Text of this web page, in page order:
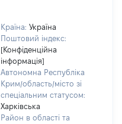
Країна: Україна
Поштовий індекс:
[Конфіденційна
інформація]
Автономна Республіка
Крим/область/місто зі
спеціальним статусом:
Харківська
Район в області та